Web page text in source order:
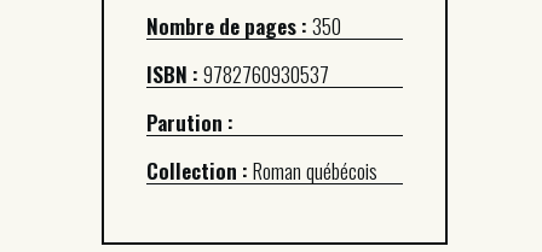
Nombre de pages :350
ISBN :9782760930537
Parution :
Collection :Roman québécois